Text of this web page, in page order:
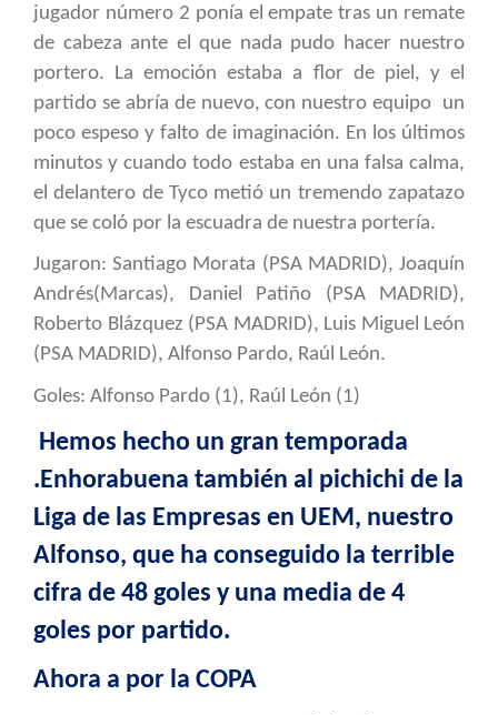
jugador número 2 ponía el empate tras un remate
de cabeza ante el que nada pudo hacer nuestro
portero. La emoción estaba a flor de piel, y el
partido se abría de nuevo, con nuestro equipo un
poco espeso y falto de imaginación. En los últimos
minutos y cuando todo estaba en una falsa calma,
el delantero de Tyco metió un tremendo zapatazo
que se coló por la escuadra de nuestra portería.
Jugaron: Santiago Morata (PSA MADRID), Joaquín
Andrés(Marcas), Daniel Patiño (PSA MADRID),
Roberto Blázquez (PSA MADRID), Luis Miguel León
(PSA MADRID), Alfonso Pardo, Raúl León.
Goles: Alfonso Pardo (1), Raúl León (1)
Hemos hecho un gran temporada
.Enhorabuena también al pichichi de la
Liga de las Empresas en UEM, nuestro
Alfonso, que ha conseguido la terrible
cifra de 48 goles y una media de 4
goles por partido.
Ahora a por la COPA